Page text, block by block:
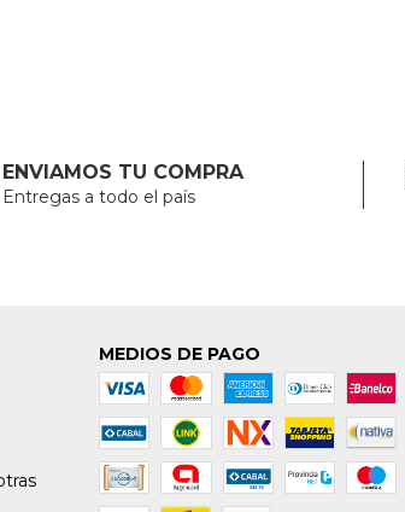
ENVIAMOS TU COMPRA
Entregas a todo el país
MEDIOS DE PAGO